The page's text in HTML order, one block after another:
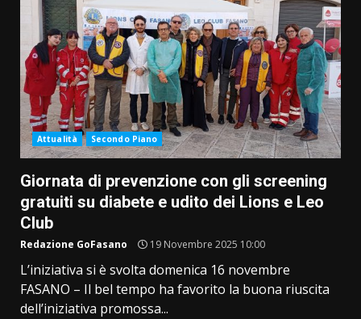
Attualità Secondo Piano
Giornata di prevenzione con gli screening
gratuiti su diabete e udito dei Lions e Leo
Club
Redazione GoFasano 19 Novembre 2025 10:00
L’iniziativa si è svolta domenica 16 novembre
FASANO – Il bel tempo ha favorito la buona riuscita
dell’iniziativa promossa...